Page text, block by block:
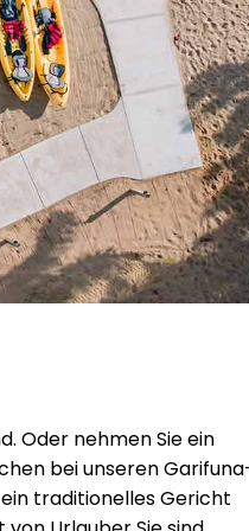
Oder nehmen Sie ein
bei unseren
traditionelles Gericht